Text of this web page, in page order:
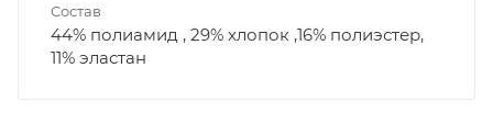
Состав
44% полиамид , 29% хлопок ,16% полиэстер,
11% эластан